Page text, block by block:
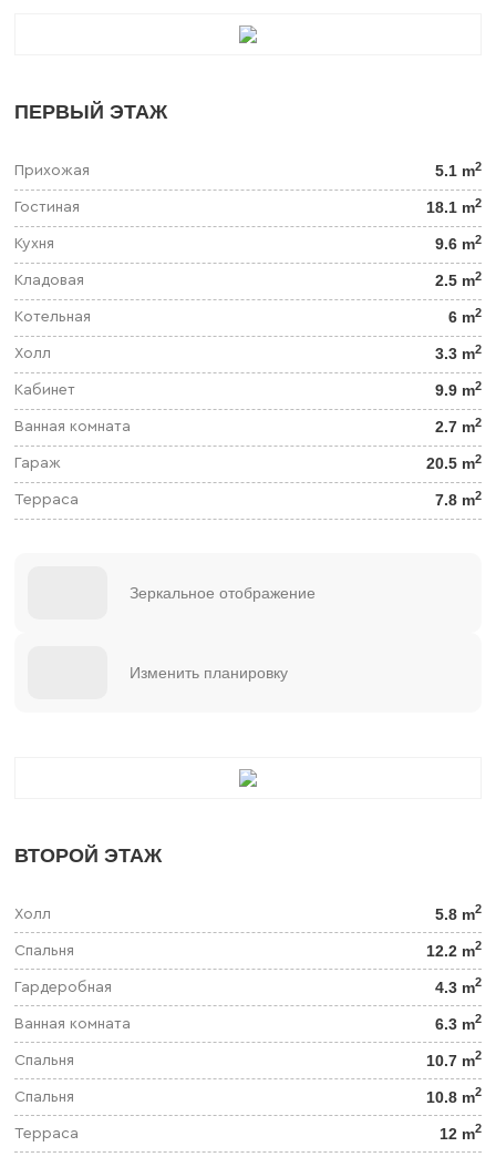
ПЕРВЫЙ ЭТАЖ
Прихожая 5.1 m2
Гостиная 18.1 m2
Кухня 9.6 m2
Кладовая 2.5 m2
Котельная 6 m2
Холл 3.3 m2
Кабинет 9.9 m2
Ванная комната 2.7 m2
Гараж 20.5 m2
Терраса 7.8 m2
Зеркальное отображение
Изменить планировку
ВТОРОЙ ЭТАЖ
Холл 5.8 m2
Спальня 12.2 m2
Гардеробная 4.3 m2
Ванная комната 6.3 m2
Спальня 10.7 m2
Спальня 10.8 m2
Терраса 12 m2